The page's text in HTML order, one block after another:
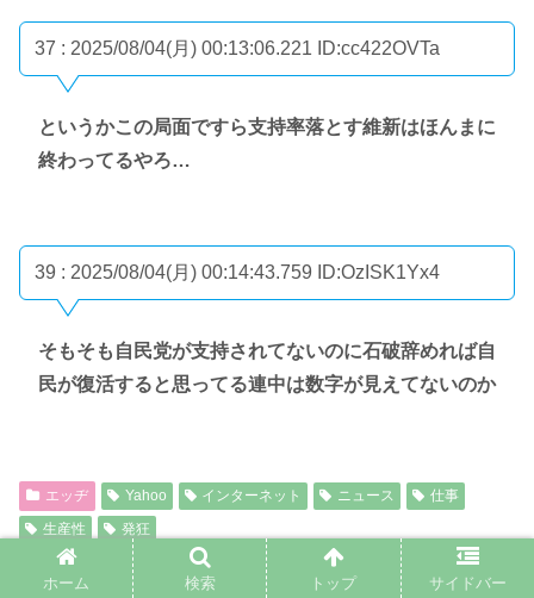
37 : 2025/08/04(月) 00:13:06.221 ID:cc422OVTa
というかこの局面ですら支持率落とす維新はほんまに
終わってるやろ…
39 : 2025/08/04(月) 00:14:43.759 ID:OzISK1Yx4
そもそも自民党が支持されてないのに石破辞めれば自
民が復活すると思ってる連中は数字が見えてないのか
エッヂ Yahoo インターネット ニュース
仕事
生産性
発狂
シェアする
ホーム 検索 トップ サイドバー